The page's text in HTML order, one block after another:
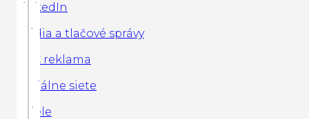
LinkedIn
Média a tlačové správy
PPC reklama
Sociálne siete
Spiele